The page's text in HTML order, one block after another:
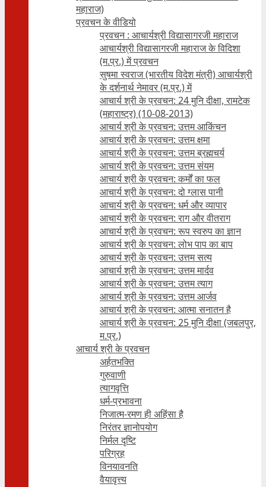
महाराज)
प्रवचन के वीडियो
प्रवचन : आचार्यश्री ‍विद्यासागरजी महाराज
आचार्यश्री विद्यासागरजी महाराज के विदिशा
(म.प्र.) में प्रवचन
सुषमा स्वराज (भारतीय विदेश मंत्री) आचार्यश्री
के दर्शनार्थ नेमावर (म.प्र.) में
आचार्य श्री के प्रवचन: 24 मुनि दीक्षा, रामटेक
(महाराष्ट्र) (10-08-2013)
आचार्य श्री के प्रवचन: उत्तम आकिंचन
आचार्य श्री के प्रवचन: उत्तम क्षमा
आचार्य श्री के प्रवचन: उत्तम ब्रह्मचर्य
आचार्य श्री के प्रवचन: उत्तम संयम
आचार्य श्री के प्रवचन: कर्मों का फल
आचार्य श्री के प्रवचन: दो ग्लास पानी
आचार्य श्री के प्रवचन: धर्म और व्यापार
आचार्य श्री के प्रवचन: राग और वीतराग
आचार्य श्री के प्रवचन: रूप स्वरुप का ज्ञान
आचार्य श्री के प्रवचन: लोभ पाप का बाप
आचार्य श्री के प्रवचन: उत्तम सत्य
आचार्य श्री के प्रवचन: उत्तम मार्दव
आचार्य श्री के प्रवचन: उत्तम त्याग
आचार्य श्री के प्रवचन: उत्तम आर्जव
आचार्य श्री के प्रवचन: आत्मा सनातन है
आचार्य श्री के प्रवचन: 25 मुनि दीक्षा (जबलपुर,
म.प्र.)
आचार्य श्री के प्रवचन
अर्हतभक्ति
गुरुवाणी
त्यागवृत्ति
धर्म-प्रभावना
निजात्म-रमण ही अहिंसा है
निरंतर ज्ञानोपयोग
निर्मल दृष्टि
परिग्रह
विनयावनति
वैयावृत्त्य